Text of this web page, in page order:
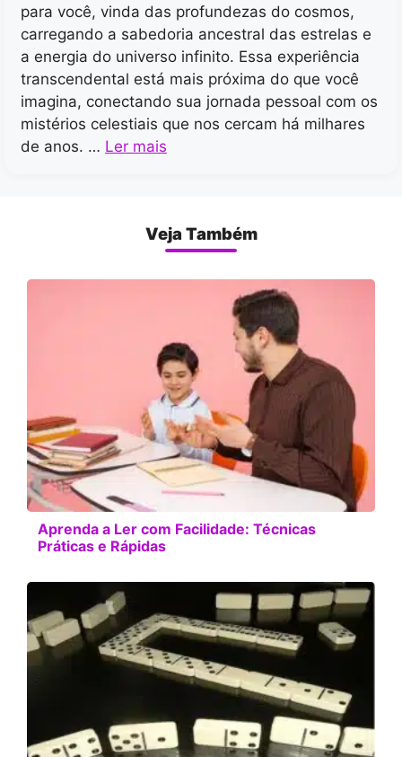
para você, vinda das profundezas do cosmos,
carregando a sabedoria ancestral das estrelas e
a energia do universo infinito. Essa experiência
transcendental está mais próxima do que você
imagina, conectando sua jornada pessoal com os
mistérios celestiais que nos cercam há milhares
de anos. … Ler mais
Veja Também
Aprenda a Ler com Facilidade: Técnicas
Práticas e Rápidas